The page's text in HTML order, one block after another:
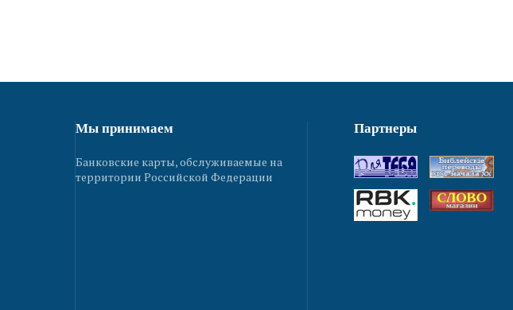
Мы принимаем
Банковские карты, обслуживаемые на
территории Российской Федерации
Партнеры